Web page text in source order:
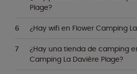
Plage?
¿Hay wifi en Flower Camping
¿Hay una tienda de camping
Camping La Davière Plage?